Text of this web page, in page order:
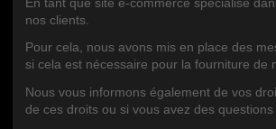
Royalcig
9 Rte de Tarbes, 64320 Idron,
+33547927710
royalcig@hotmail.fr
nos clients.
Pour cela, nous avons mis en place des
si cela est nécessaire pour la fourniture de
Nous vous informons également de vos
de ces droits ou si vous avez des